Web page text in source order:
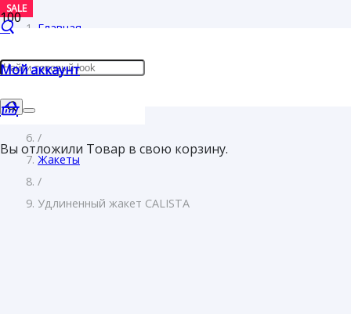
Мой аккаунт
Вы отложили Товар в свою корзину.
Главная
Женщинам
/
Жакеты
/
Удлиненный жакет CALISTA
SALE
SALE
SALE
SALE